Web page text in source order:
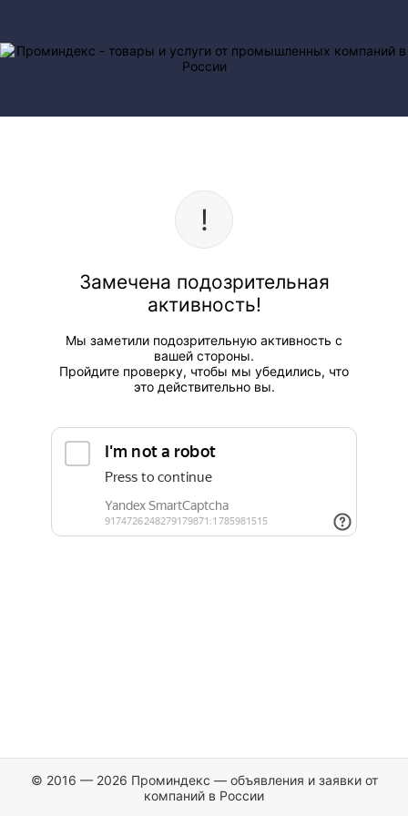
Замечена подозрительная
активность!
Мы заметили подозрительную активность с
вашей стороны.
Пройдите проверку, чтобы мы убедились, что
это действительно вы.
© 2016 — 2026 Проминдекс — объявления и заявки от
компаний в России